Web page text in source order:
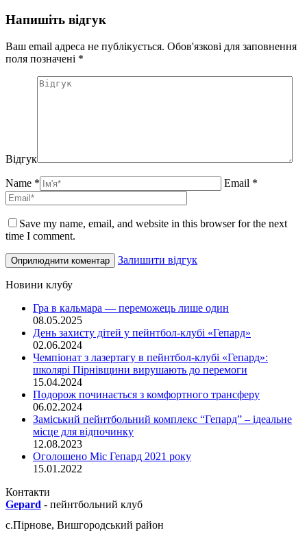
Напишіть відгук
Ваш email адреса не публікується. Обов'язкові для заповнення
поля позначені *
Відгук
Name * Email *
Save my name, email, and website in this browser for the next
time I comment.
Залишити відгук
Новини клубу
Гра в кальмара — переможець лише один
08.05.2025
День захисту дітей у пейнтбол-клубі «Гепард»
02.06.2024
Чемпіонат з лазертагу в пейнтбол-клубі «Гепард»:
школярі Пірнівщини вирушають до перемоги
15.04.2024
Подорож починається з комфортного трансферу
06.02.2024
Заміський пейнтбольний комплекс “Гепард” – ідеальне
місце для відпочинку
12.08.2023
Оголошено Міс Гепард 2021 року
15.01.2022
Контакти
Gepard - пейнтбольний клуб
с.Пірнове, Вишгородський район